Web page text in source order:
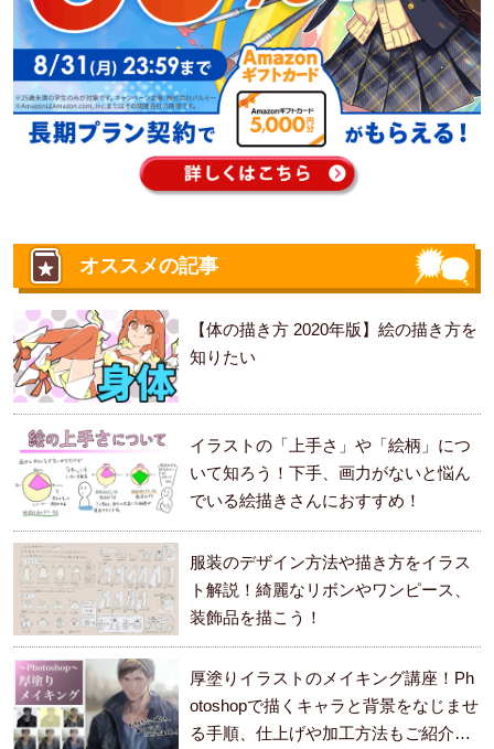
オススメの記事
【体の描き方 2020年版】絵の描き方を
知りたい
イラストの「上手さ」や「絵柄」につ
いて知ろう！下手、画力がないと悩ん
でいる絵描きさんにおすすめ！
服装のデザイン方法や描き方をイラス
ト解説！綺麗なリボンやワンピース、
装飾品を描こう！
厚塗りイラストのメイキング講座！Ph
otoshopで描くキャラと背景をなじませ
る手順、仕上げや加工方法もご紹介し